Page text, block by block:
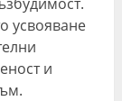
усвояване
и